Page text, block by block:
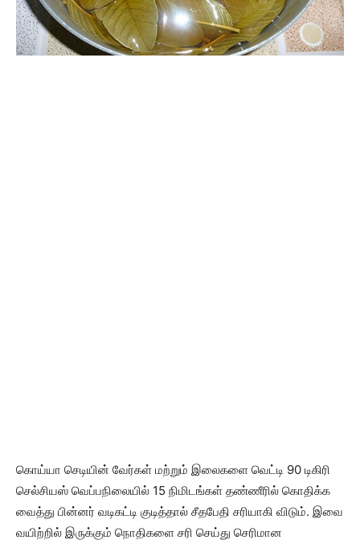
கொய்யா செடியின் வேர்கள் மற்றும் இலைகளை வெட்டி 90 டிகிரி
செல்சியஸ் வெப்பநிலையில் 15 நிமிடங்கள் தண்ணீரில் கொதிக்க
வைத்து பின்னர் வடிகட்டி குடித்தால் சீதபேதி சரியாகி விடும். இவை
வயிற்றில் இருக்கும் நொதிகளை சரி செய்து செரிமான